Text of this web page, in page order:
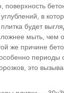
поверхность
в
будет
мыть, чем
же причине
периоды
это